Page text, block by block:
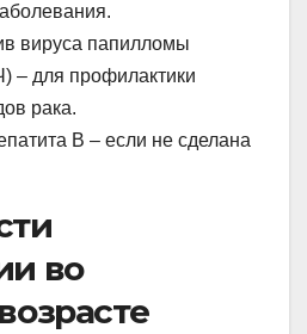
вируса папилломы
– для профилактики
рака.
В – если не сделана
во